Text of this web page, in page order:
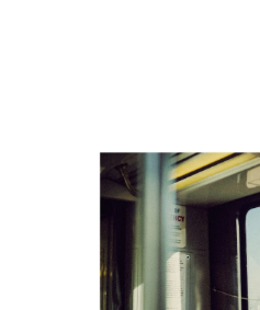
お知らせ
イベント・グッズ
YouTube
会社情報